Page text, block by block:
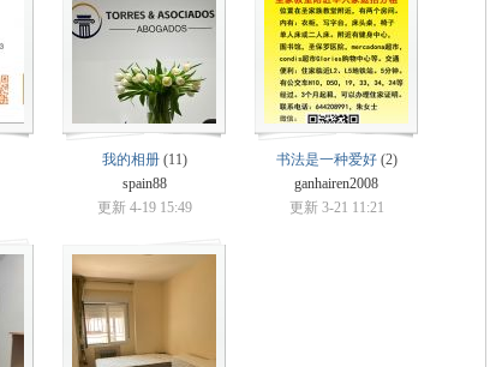
我的相册(11)
spain88
更新 4-19 15:49
书法是一种爱好(2)
ganhairen2008
更新 3-21 11:21